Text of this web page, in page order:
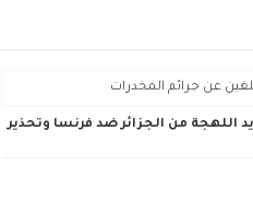
عن جرائم المخدرات
اللهجة من الجزائر ضد فرنسا وتحذير